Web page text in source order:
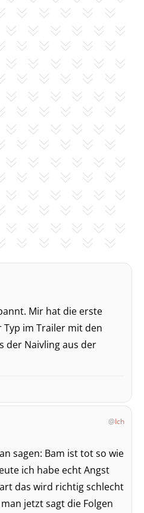
Mir hat die erste
Typ im Trailer mit den
der Naivling aus der
Ich
sagen: Bam ist tot so wie
ich habe echt Angst
das wird richtig schlecht
jetzt sagt die Folgen